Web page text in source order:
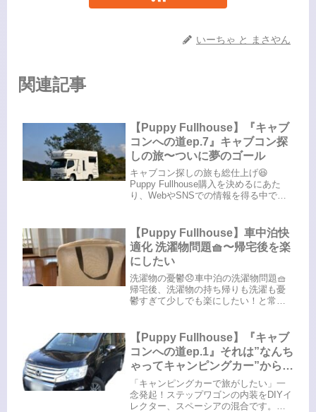
いーちゃ と まさやん
関連記事
【Puppy Fullhouse】『キャブ
コンへの道ep.7』キャブコン探
しの旅〜ついに夢のゴール
キャブコン探しの旅も総仕上げ😆
Puppy Fullhouse購入を決めるにあた
り、WebやSNSでの情報を得る中で気
より）気になるのは後部座席の"揺
れ"と"跳ね...
【Puppy Fullhouse】車中泊快
適化 洗濯物問題🧺〜帰宅後を楽
にしたい
洗濯物の憂鬱😞車中泊の洗濯物問題🧺
帰宅後、洗濯物の持ち帰りも洗濯も憂
鬱すぎて少しでも楽にしたい！と常々
色物は別にしたり。このあたり、男の
人にはなかなかわかってもらえない地
味...
【Puppy Fullhouse】『キャブ
コンへの道ep.1』それは”なんち
ゃってキャンピングカー”から始
まった！
「キャンピングカーで旅がしたい」一
念発起！ステップワゴンの内装をDIYイ
レクター、スペーシアの混合です。家